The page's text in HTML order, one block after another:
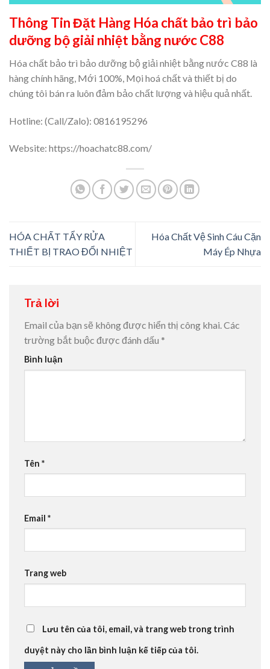
Thông Tin Đặt Hàng Hóa chất bảo trì bảo
dưỡng bộ giải nhiệt bằng nước C88
Hóa chất bảo trì bảo dưỡng bộ giải nhiệt bằng nước C88 là
hàng chính hãng, Mới 100%, Mọi hoá chất và thiết bị do
chúng tôi bán ra luôn đảm bảo chất lượng và hiệu quả nhất.
Hotline: (Call/Zalo): 0816195296
Website: https://hoachatc88.com/
HÓA CHẤT TẨY RỬA
THIẾT BỊ TRAO ĐỔI NHIỆT
Hóa Chất Vệ Sinh Cáu Cặn
Máy Ép Nhựa
Trả lời
Email của bạn sẽ không được hiển thị công khai.Các
trường bắt buộc được đánh dấu *
Bình luận
Tên *
Email *
Trang web
Lưu tên của tôi, email, và trang web trong trình
duyệt này cho lần bình luận kế tiếp của tôi.